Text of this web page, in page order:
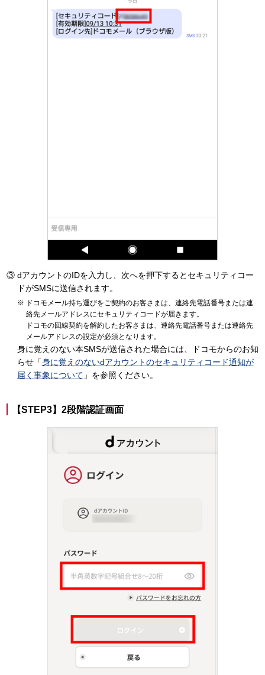
dアカウントのIDを入力し、次へを押下するとセキュリティコー
ドがSMSに送信されます。
ドコモメール持ち運びをご契約のお客さまは、連絡先電話番号または連
絡先メールアドレスにセキュリティコードが届きます。
ドコモの回線契約を解約したお客さまは、連絡先電話番号または連絡先
メールアドレスの設定が必須となります。
身に覚えのない本SMSが送信された場合には、ドコモからのお知
らせ「身に覚えのないdアカウントのセキュリティコード通知が
届く事象について 」を参照ください。
【STEP3】2段階認証画面